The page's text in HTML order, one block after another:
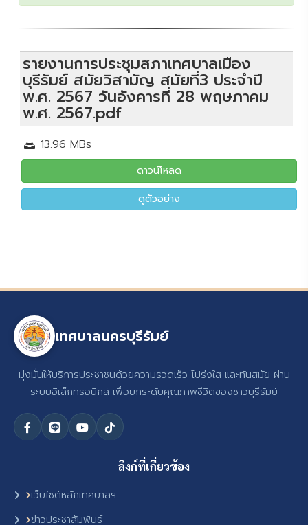
รายงานการประชุมสภาเทศบาลเมือง
บุรีรัมย์ สมัยวิสามัญ สมัยที่3 ประจำปี
พ.ศ. 2567 วันอังคารที่ 28 พฤษภาคม
พ.ศ. 2567.pdf
13.96 MBs
ดาวน์โหลด
ดูตัวอย่าง
เทศบาลนครบุรีรัมย์
มุ่งมั่นให้บริการประชาชนด้วยความรวดเร็ว โปร่งใส และทันสมัย ผ่าน
ระบบอิเล็กทรอนิกส์ เพื่อยกระดับคุณภาพชีวิตของชาวบุรีรัมย์
ลิงก์ที่เกี่ยวข้อง
เว็บไซต์หลักเทศบาลฯ
ข่าวประชาสัมพันธ์